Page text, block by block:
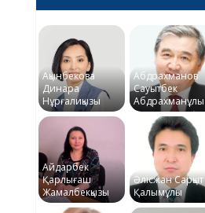
Ақынбекова
Динара
Нұрғалиқызы
Абдрахманов
Сауытбек
Абдрахманұлы
Айдарбек
Қарлығаш
Жамалбекқызы
Әлісжан Сарқыт
Қалымұлы